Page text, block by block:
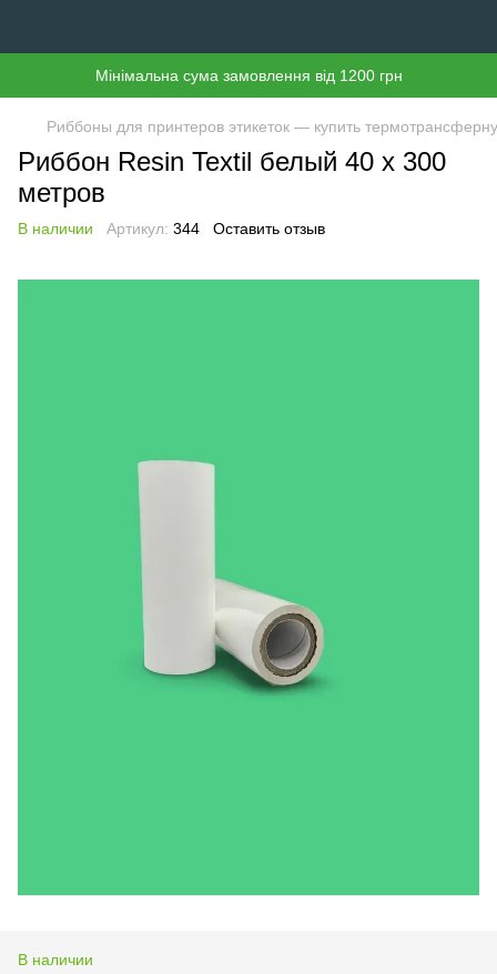
Мінімальна сума замовлення від 1200 грн
Риббоны для принтеров этикеток — купить
Риббон Resin Textil белый 40 х 300
метров
В наличии Артикул: 344 Оставить отзыв
В наличии